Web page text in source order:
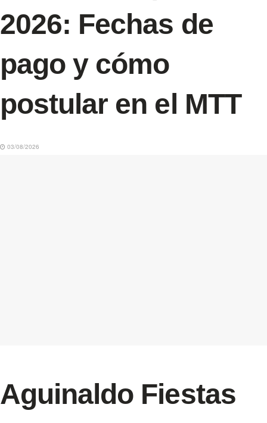
2026: Fechas de
pago y cómo
postular en el MTT
03/08/2026
Aguinaldo Fiestas